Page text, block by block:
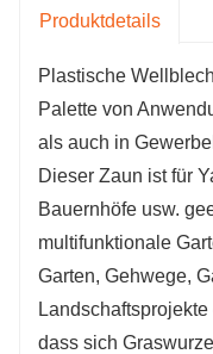
hergestellt. Es
bei
aufrechterhalten
und Geld
aufgrund ihres
mühelos, sodass
schnelle Setup
grundlegenden
Produktdetails
Plastische
Palette von
als auch in
Dieser Zaun ist für
Bauernhöfe usw.
multifunktionale
Garten, Gehwege,
dass sich